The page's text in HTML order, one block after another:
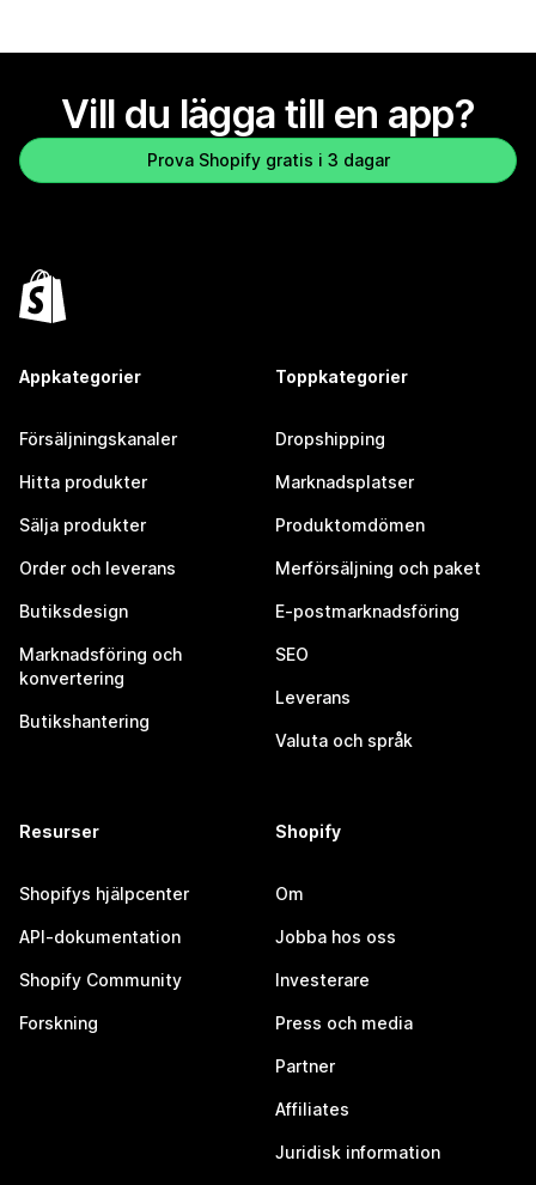
Vill du lägga till en app?
Prova Shopify gratis i 3 dagar
Appkategorier
Försäljningskanaler
Hitta produkter
Sälja produkter
Order och leverans
Butiksdesign
Marknadsföring och
konvertering
Butikshantering
Toppkategorier
Dropshipping
Marknadsplatser
Produktomdömen
Merförsäljning och paket
E-postmarknadsföring
SEO
Leverans
Valuta och språk
Resurser
Shopifys hjälpcenter
API-dokumentation
Shopify Community
Forskning
Shopify
Om
Jobba hos oss
Investerare
Press och media
Partner
Affiliates
Juridisk information